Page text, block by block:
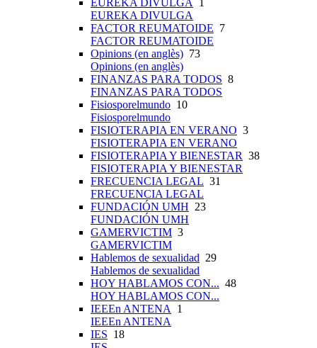
EUREKA DIVULGA
1
EUREKA DIVULGA
FACTOR REUMATOIDE 7
FACTOR REUMATOIDE
Opinions (en anglès) 73
Opinions (en anglès)
FINANZAS PARA TODOS 8
FINANZAS PARA TODOS
Fisiosporelmundo 10
Fisiosporelmundo
FISIOTERAPIA EN VERANO 3
FISIOTERAPIA EN VERANO
FISIOTERAPIA Y BIENESTAR 38
FISIOTERAPIA Y BIENESTAR
FRECUENCIA LEGAL 31
FRECUENCIA LEGAL
FUNDACIÓN UMH 23
FUNDACIÓN UMH
GAMERVICTIM 3
GAMERVICTIM
Hablemos de sexualidad 29
Hablemos de sexualidad
HOY HABLAMOS CON... 48
HOY HABLAMOS CON...
IEEEn ANTENA
1
IEEEn ANTENA
IES 18